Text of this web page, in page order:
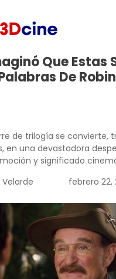
Que Estas
De
de trilogía se convierte,
en una devastadora
y significado
febrero 22,